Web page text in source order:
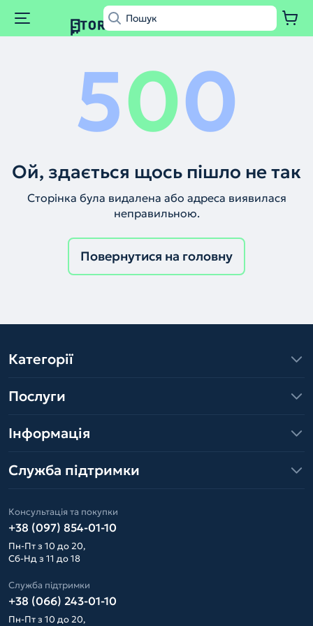
500
Ой, здається щось пішло не так
Сторінка була видалена або адреса виявилася
неправильною.
Повернутися на головну
Категорії
Послуги
Інформація
Служба підтримки
Консультація та покупки
+38 (097) 854-01-10
Пн-Пт з 10 до 20,
Сб-Нд з 11 до 18
Служба підтримки
+38 (066) 243-01-10
Пн-Пт з 10 до 20,